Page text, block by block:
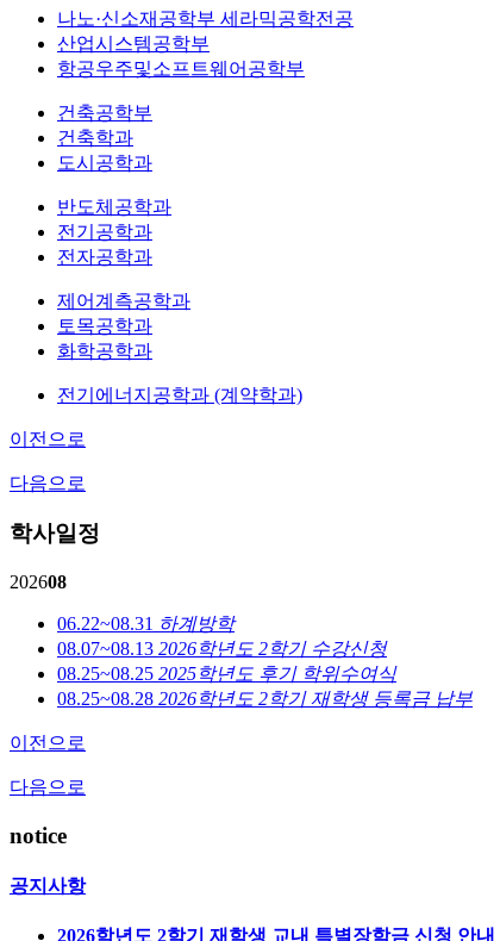
나노·신소재공학부 세라믹공학전공
산업시스템공학부
항공우주및소프트웨어공학부
건축공학부
건축학과
도시공학과
반도체공학과
전기공학과
전자공학과
제어계측공학과
토목공학과
화학공학과
전기에너지공학과 (계약학과)
이전으로
다음으로
학사일정
202608
06.22~08.31 하계방학
08.07~08.13 2026학년도 2학기 수강신청
08.25~08.25 2025학년도 후기 학위수여식
08.25~08.28 2026학년도 2학기 재학생 등록금 납부
이전으로
다음으로
notice
공지사항
2026학년도 2학기 재학생 교내 특별장학금 신청 안내